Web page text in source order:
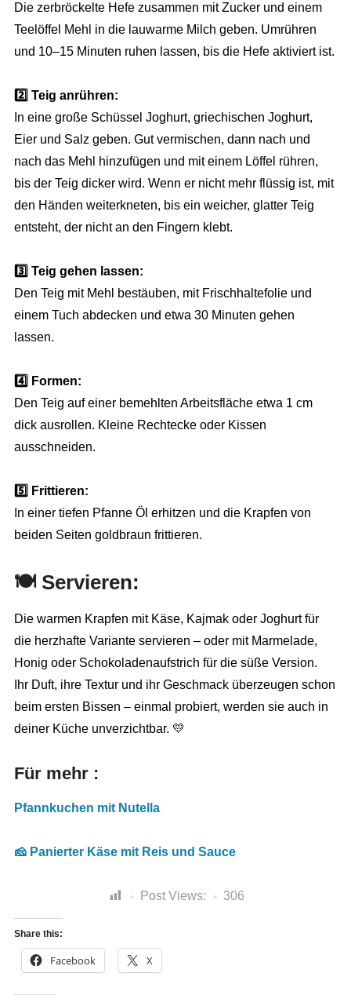
Die zerbröckelte Hefe zusammen mit Zucker und einem
Teelöffel Mehl in die lauwarme Milch geben. Umrühren
und 10–15 Minuten ruhen lassen, bis die Hefe aktiviert ist.
2️⃣ Teig anrühren:
In eine große Schüssel Joghurt, griechischen Joghurt,
Eier und Salz geben. Gut vermischen, dann nach und
nach das Mehl hinzufügen und mit einem Löffel rühren,
bis der Teig dicker wird. Wenn er nicht mehr flüssig ist, mit
den Händen weiterkneten, bis ein weicher, glatter Teig
entsteht, der nicht an den Fingern klebt.
3️⃣ Teig gehen lassen:
Den Teig mit Mehl bestäuben, mit Frischhaltefolie und
einem Tuch abdecken und etwa 30 Minuten gehen
lassen.
4️⃣ Formen:
Den Teig auf einer bemehlten Arbeitsfläche etwa 1 cm
dick ausrollen. Kleine Rechtecke oder Kissen
ausschneiden.
5️⃣ Frittieren:
In einer tiefen Pfanne Öl erhitzen und die Krapfen von
beiden Seiten goldbraun frittieren.
🍽️ Servieren:
Die warmen Krapfen mit Käse, Kajmak oder Joghurt für
die herzhafte Variante servieren – oder mit Marmelade,
Honig oder Schokoladenaufstrich für die süße Version.
Ihr Duft, ihre Textur und ihr Geschmack überzeugen schon
beim ersten Bissen – einmal probiert, werden sie auch in
deiner Küche unverzichtbar. 💛
Für mehr :
Pfannkuchen mit Nutella
🧀 Panierter Käse mit Reis und Sauce
Post Views: 306
Share this:
Facebook X